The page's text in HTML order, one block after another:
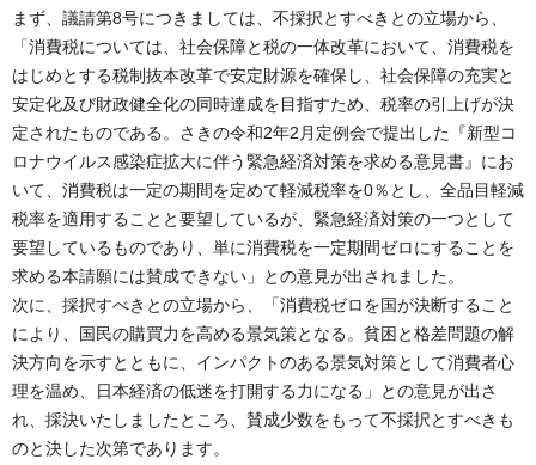
まず、議請第8号につきましては、不採択とすべきとの立場から、
「消費税については、社会保障と税の一体改革において、消費税を
はじめとする税制抜本改革で安定財源を確保し、社会保障の充実と
安定化及び財政健全化の同時達成を目指すため、税率の引上げが決
定されたものである。さきの令和2年2月定例会で提出した『新型コ
ロナウイルス感染症拡大に伴う緊急経済対策を求める意見書』にお
いて、消費税は一定の期間を定めて軽減税率を0％とし、全品目軽減
税率を適用することと要望しているが、緊急経済対策の一つとして
要望しているものであり、単に消費税を一定期間ゼロにすることを
求める本請願には賛成できない」との意見が出されました。
次に、採択すべきとの立場から、「消費税ゼロを国が決断すること
により、国民の購買力を高める景気策となる。貧困と格差問題の解
決方向を示すとともに、インパクトのある景気対策として消費者心
理を温め、日本経済の低迷を打開する力になる」との意見が出さ
れ、採決いたしましたところ、賛成少数をもって不採択とすべきも
のと決した次第であります。